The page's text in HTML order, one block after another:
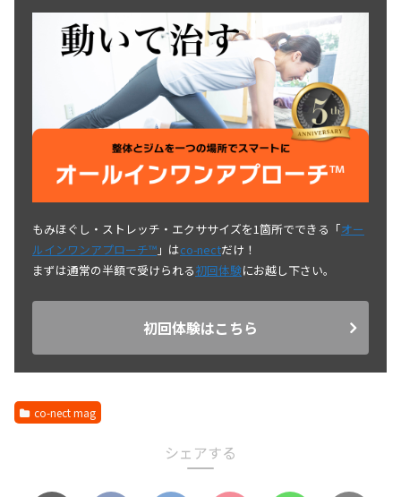
もみほぐし・ストレッチ・エクササイズを1箇所でできる「オー
ルインワンアプローチ™ 」はco-nectだけ！
まずは通常の半額で受けられる初回体験にお越し下さい。
初回体験はこちら
co-nect mag
シェアする